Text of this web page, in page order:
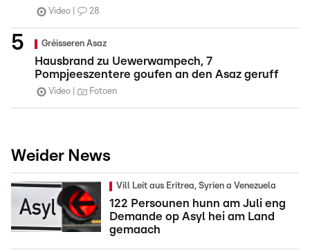
Video 28
Gréisseren Asaz
Hausbrand zu Uewerwampech, 7
Pompjeeszentere goufen an den Asaz geruff
Video Fotoen
Weider News
Vill Leit aus Eritrea, Syrien a Venezuela
122 Persounen hunn am Juli eng
Demande op Asyl hei am Land
gemaach